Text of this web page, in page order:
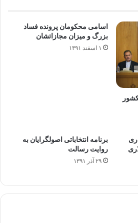
۱۳۹۸ کل کشور
اسامی محکومان پرونده فساد
بزرگ و میزان مجازاتشان
۱ اسفند ۱۳۹۱
برنامه انتخاباتی اصولگرایان به
روایت رسالت
۲۹ آذر ۱۳۹۱